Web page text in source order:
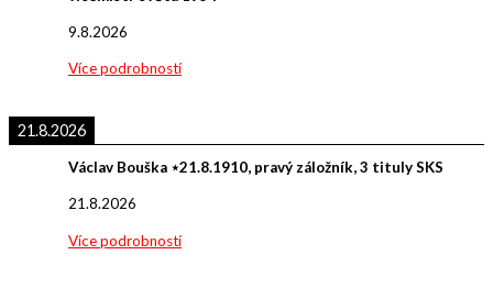
9.8.2026
Více podrobností
21.8.2026
Václav Bouška ⋆21.8.1910, pravý záložník, 3 tituly SKS
21.8.2026
Více podrobností